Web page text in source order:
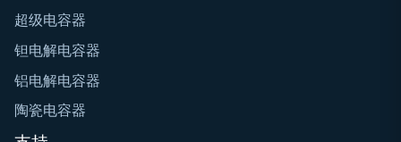
超级电容器
钽电解电容器
铝电解电容器
陶瓷电容器